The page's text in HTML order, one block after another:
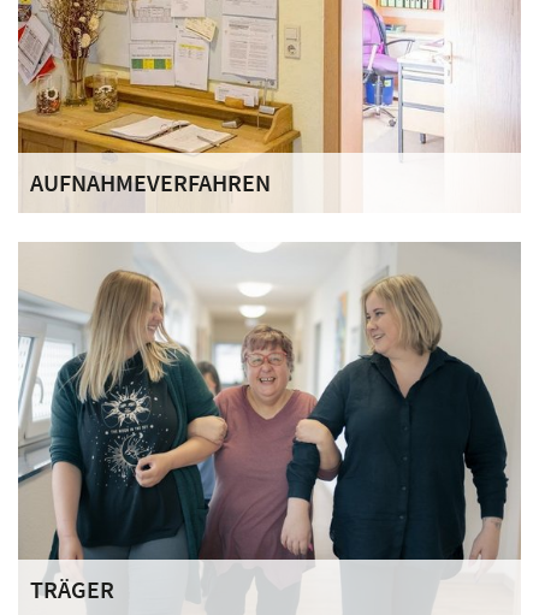
AUFNAHMEVERFAHREN
fortgeschrittenen Alkohol-, Drogen- und/oder
Medikamentenabhängigkeit, die zukünftig suchtmittelfrei
leben und sich mindestens ein Jahr Zeit nehmen wollen,
um dieses Ziel zu erreichen.
TRÄGER